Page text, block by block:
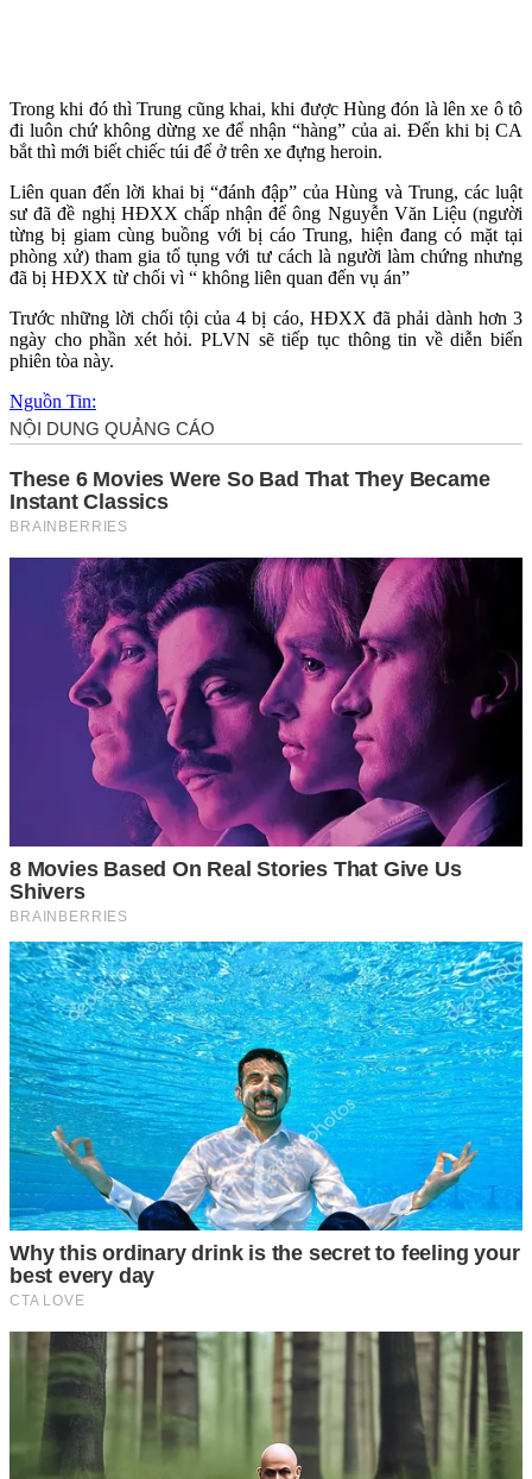
Trong khi đó thì Trung cũng khai, khi được Hùng đón là lên xe ô tô
đi luôn chứ không dừng xe để nhận “hàng” của ai. Đến khi bị CA
bắt thì mới biết chiếc túi để ở trên xe đựng heroin.
Liên quan đến lời khai bị “đánh đập” của Hùng và Trung, các luật
sư đã đề nghị HĐXX chấp nhận để ông Nguyễn Văn Liệu (người
từng bị giam cùng buồng với bị cáo Trung, hiện đang có mặt tại
phòng xử) tham gia tố tụng với tư cách là người làm chứng nhưng
đã bị HĐXX từ chối vì “ không liên quan đến vụ án”
Trước những lời chối tội của 4 bị cáo, HĐXX đã phải dành hơn 3
ngày cho phần xét hỏi. PLVN sẽ tiếp tục thông tin về diễn biến
phiên tòa này.
Nguồn Tin: